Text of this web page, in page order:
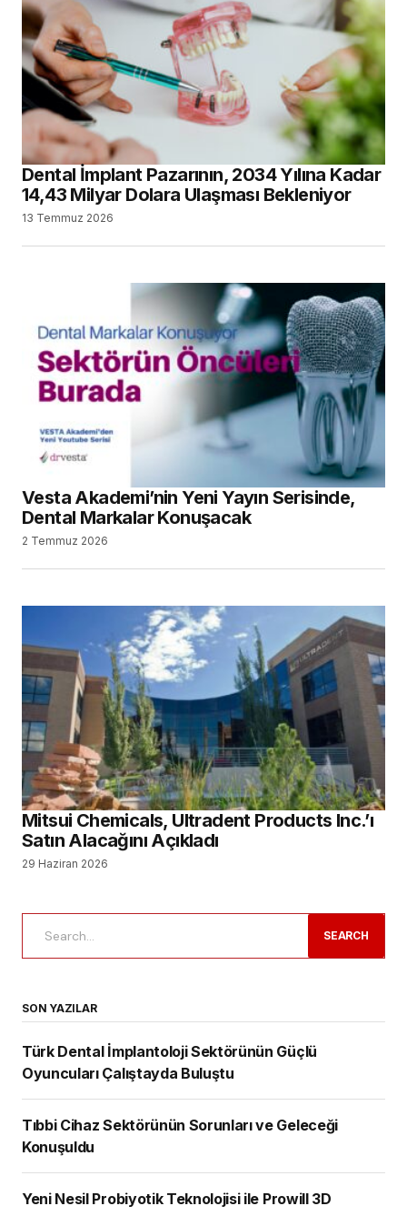
Dental İmplant Pazarının, 2034 Yılına Kadar
14,43 Milyar Dolara Ulaşması Bekleniyor
13 Temmuz 2026
Vesta Akademi’nin Yeni Yayın Serisinde,
Dental Markalar Konuşacak
2 Temmuz 2026
Mitsui Chemicals, Ultradent Products Inc.’ı
Satın Alacağını Açıkladı
29 Haziran 2026
SEARCH
SON YAZILAR
Türk Dental İmplantoloji Sektörünün Güçlü
Oyuncuları Çalıştayda Buluştu
Tıbbi Cihaz Sektörünün Sorunları ve Geleceği
Konuşuldu
Yeni Nesil Probiyotik Teknolojisi ile Prowill 3D